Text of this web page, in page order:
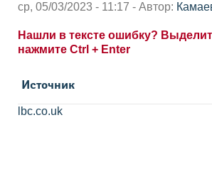
ср, 05/03/2023 - 11:17 - Автор:
Нашли в тексте ошибку?
нажмите Ctrl + Enter
Источник
lbc.co.uk